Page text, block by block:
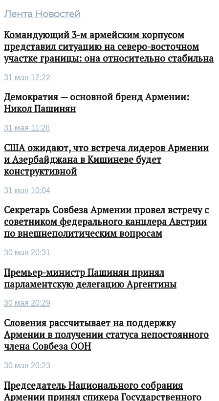
Лента Новостей
Командующий 3-м армейским корпусом
представил ситуацию на северо-восточном
участке границы: она относительно стабильна
31 мая 12:22
Демократия — основной бренд Армении:
Никол Пашинян
31 мая 11:26
США ожидают, что встреча лидеров Армении
и Азербайджана в Кишиневе будет
конструктивной
31 мая 10:04
Секретарь Совбеза Армении провел встречу с
советником федерального канцлера Австрии
по внешнеполитическим вопросам
30 мая 20:31
Премьер-министр Пашинян принял
парламентскую делегацию Аргентины
30 мая 20:29
Словения рассчитывает на поддержку
Армении в получении статуса непостоянного
члена Совбеза ООН
30 мая 20:23
Председатель Национального собрания
Армении принял спикера Государственного